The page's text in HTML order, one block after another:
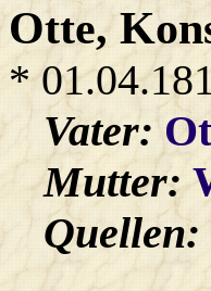
Otte,
*
Vater:
Mutter:
Quellen: